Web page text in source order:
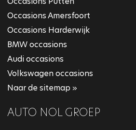
Occasions Amersfoort
Occasions Harderwijk
BMW occasions
Audi occasions
Volkswagen occasions
Naar de sitemap »
AUTO NOL GROEP